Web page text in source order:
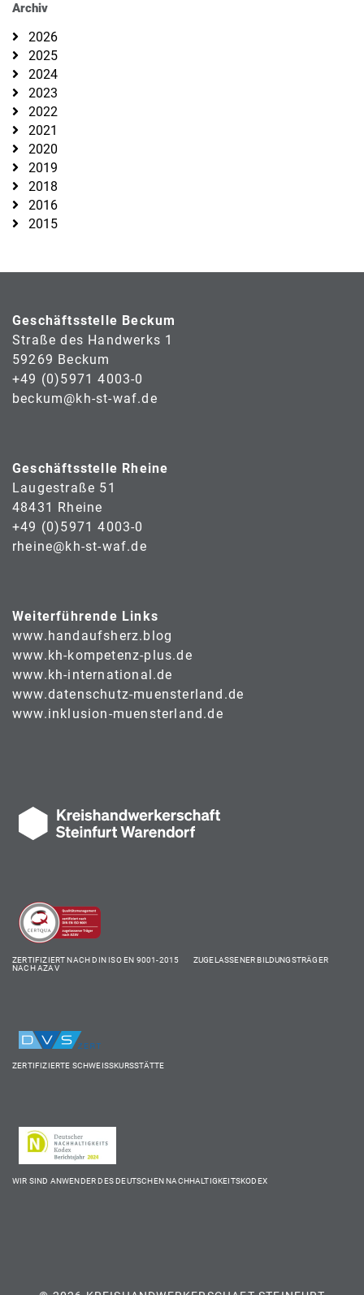
Archiv
2026
2025
2024
2023
2022
2021
2020
2019
2018
2016
2015
Geschäftsstelle Beckum
Straße des Handwerks 1
59269 Beckum
+49 (0)5971 4003-0
beckum@kh-st-waf.de
Geschäftsstelle Rheine
Laugestraße 51
48431 Rheine
+49 (0)5971 4003-0
rheine@kh-st-waf.de
Weiterführende Links
www.handaufsherz.blog
www.kh-kompetenz-plus.de
www.kh-international.de
www.datenschutz-muensterland.de
www.inklusion-muensterland.de
ZERTIFIZIERT NACH DIN ISO EN 9001-2015 ZUGELASSENER BILDUNGSTRÄGER
NACH AZAV
ZERTIFIZIERTE SCHWEISSKURSSTÄTTE
WIR SIND ANWENDER DES DEUTSCHEN NACHHALTIGKEITSKODEX